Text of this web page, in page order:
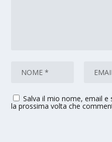
Salva il mio nome, email
la prossima volta che